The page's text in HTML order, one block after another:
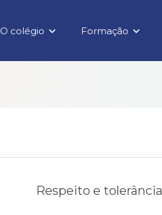
O colégio Formação
Respeito e tolerância